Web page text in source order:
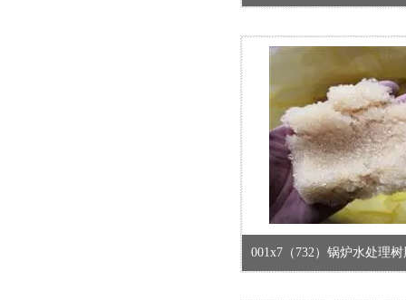
001x7（732）锅炉水处理